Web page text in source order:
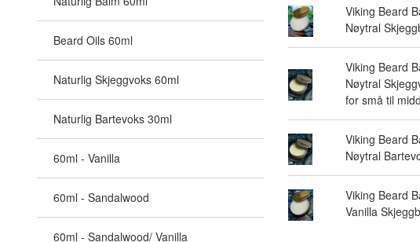
Beard Oils 60ml
Naturlig Skjeggvoks 60ml
Naturlig Bartevoks 30ml
60ml - Vanilla
60ml - Sandalwood
60ml - Sandalwood/ Vanilla
Viking Beard
Nøytral
Viking Beard
Nøytral
for små til
Viking Beard
Nøytral
Viking Beard
Vanilla